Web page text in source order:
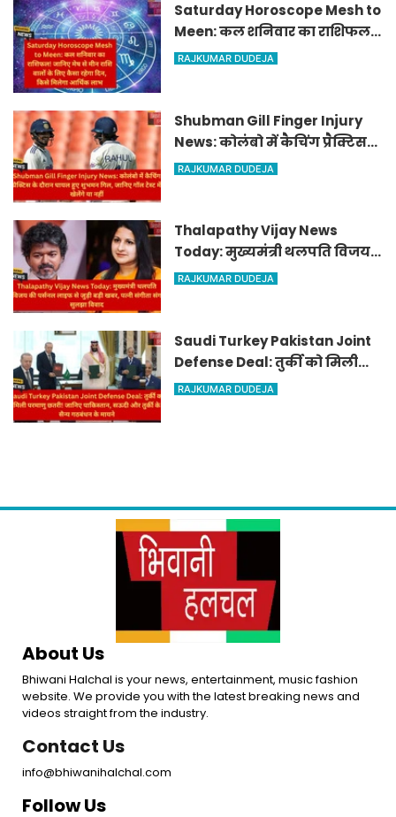
Saturday Horoscope Mesh to
Meen: कल शनिवार का राशिफल!
जानिए मेष से मीन राशि वालों के
RAJKUMAR DUDEJA
Shubman Gill Finger Injury
News: कोलंबो में कैचिंग प्रैक्टिस
के दौरान घायल हुए शुभमन गिल,
RAJKUMAR DUDEJA
Thalapathy Vijay News
Today: मुख्यमंत्री थलपति विजय
की पर्सनल लाइफ से जुड़ी बड़ी खबर,
RAJKUMAR DUDEJA
Saudi Turkey Pakistan Joint
Defense Deal: तुर्की को मिली
परमाणु छतरी! जानिए पाकिस्तान,
RAJKUMAR DUDEJA
About Us
Bhiwani Halchal is your news, entertainment, music fashion
website. We provide you with the latest breaking news and
videos straight from the industry.
Contact Us
info@bhiwanihalchal.com
Follow Us